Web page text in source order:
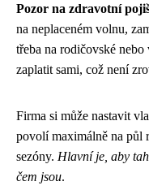
Pozor na zdravotní
na neplaceném volnu,
třeba na rodičovské
zaplatit sami, což není
Firma si může nastavit
povolí maximálně na půl
sezóny. Hlavní je, aby
čem jsou.